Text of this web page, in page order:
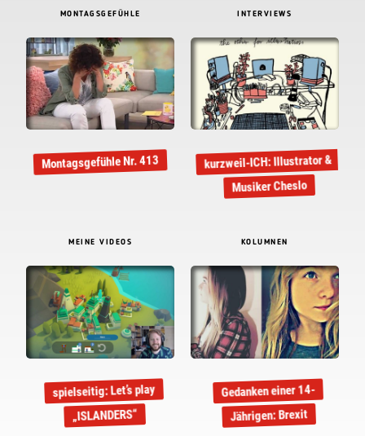
MONTAGSGEFÜHLE
Montagsgefühle Nr. 413
INTERVIEWS
kurzweil-ICH: Illustrator &
Musiker Cheslo
MEINE VIDEOS
spielseitig: Let’s play
„ISLANDERS“
KOLUMNEN
Gedanken einer 14-
Jährigen: Brexit